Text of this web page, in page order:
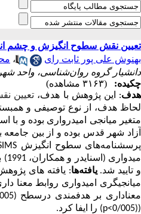
تعیین نقش سطوح انگیزش و چشم
بهنوش علی پور ثابت رای
،
دانشیار گروه روان‌شناسی، واحد
چکیده:
(۳۱۶۳ مشاهده)
هدف: این پژوهش با هدف، تعیین
لحاظ هدف،
از نوع توصیفی و
متغیر میانجی امیدرواری بوده و با
پرسشنامه‌های سطوح انگیزش
و تایید شد. یافته‌ها: یافته­ های
میانجیگری امیدواری روابط معنا
معناداری بر هدفمندی درسطح (005
((005
/
0
p<
) را ایفا کرد.